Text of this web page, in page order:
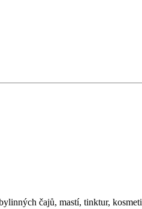
čajů, mastí, tinktur,